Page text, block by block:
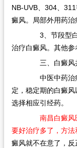
NB-UVB、304、
癜风。局部外用药治
3、节段型白
治疗白癜风。其他参
三、白癜风
中医中药治疗
定，稳定期的白癜
选择相应引经药。
南昌白癜风
要好治疗多了，方法
癜风就不在意了，